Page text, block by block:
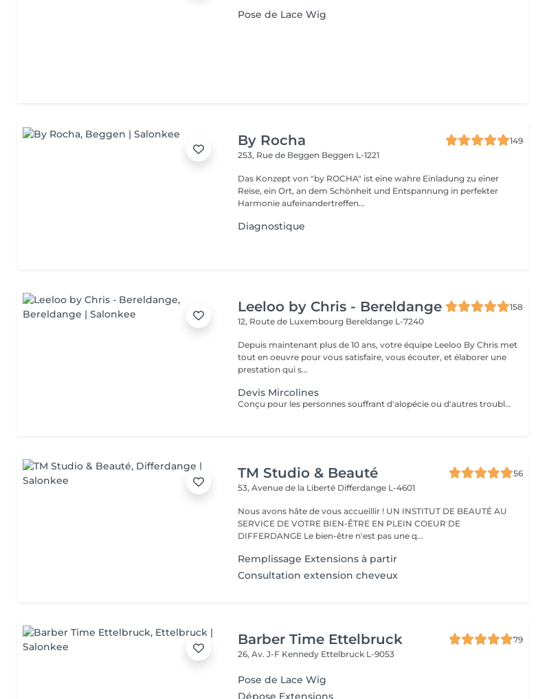
Pose de Lace Wig
By Rocha
149
253, Rue de Beggen Beggen L-1221
Das Konzept von "by ROCHA" ist eine wahre Einladung zu einer
Reise, ein Ort, an dem Schönheit und Entspannung in perfekter
Harmonie aufeinandertreffen...
Diagnostique
Leeloo by Chris - Bereldange
158
12, Route de Luxembourg Bereldange L-7240
Depuis maintenant plus de 10 ans, votre équipe Leeloo By Chris met
tout en oeuvre pour vous satisfaire, vous écouter, et élaborer une
prestation qui s...
Devis Mircolines
Conçu pour les personnes souffrant d'alopécie ou d'autres troubles capillaires génétiques, le système Microlines est un nouveau système révolutionnaire conçu pour vous donner les résultats que vous souhaitez Le Microlines dure plus de 2 ans et redonne de la longueur et du volume à vos cheveux pour que vous puissiez retrouver confiance en vous et changer votre vie C'est un système d'extension de cheveux avec un ruban invisible qui vous donnera la longueur et le volume dont vos cheveux ont besoin pour être beaux. Le Microlines est un correcteur anti-chute révolutionnaire, offrant les meilleurs résultats sur le marché
TM Studio & Beauté
56
53, Avenue de la Liberté Differdange L-4601
Nous avons hâte de vous accueillir ! UN INSTITUT DE BEAUTÉ AU
SERVICE DE VOTRE BIEN-ÊTRE EN PLEIN COEUR DE
DIFFERDANGE Le bien-être n'est pas une q...
Remplissage Extensions à partir
Consultation extension cheveux
Barber Time Ettelbruck
79
26, Av. J-F Kennedy Ettelbruck L-9053
Pose de Lace Wig
Dépose Extensions